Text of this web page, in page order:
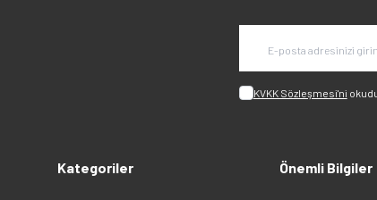
KVKK Sözleşmesi'ni
Kategoriler Önemli Bilgiler